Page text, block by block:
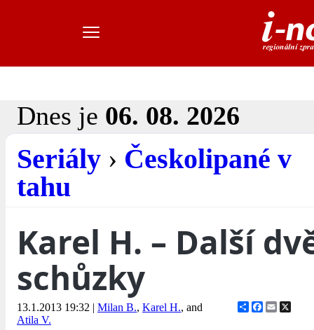
Dnes je 06. 08. 2026
Seriály › Českolipané v
tahu
Karel H. – Další
schůzky
13.1.2013 19:32 | Milan B., Karel H., and
Atila V.
ShareFacebook
Email